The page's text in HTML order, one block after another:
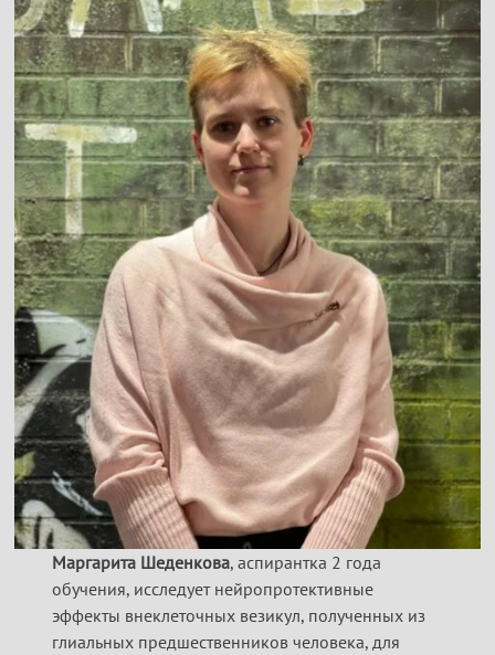
Маргарита Шеденкова, аспирантка 2 года
обучения, исследует нейропротективные
эффекты внеклеточных везикул, полученных из
глиальных предшественников человека, для